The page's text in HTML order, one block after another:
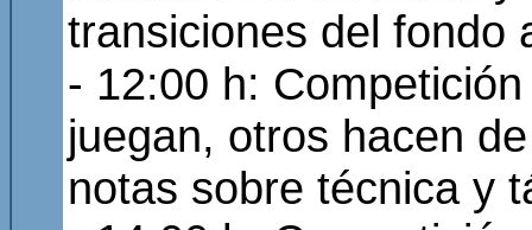
transiciones del fondo
- 12:00 h:
juegan, otros hacen
notas sobre técnica y